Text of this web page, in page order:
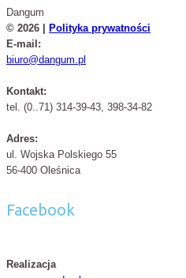
Dangum
© 2026 |
Polityka prywatności
E-mail:
biuro@dangum.pl
Kontakt:
tel. (0..71) 314-39-43, 398-34-82
Adres:
ul. Wojska Polskiego 55
56-400 Oleśnica
Facebook
Realizacja